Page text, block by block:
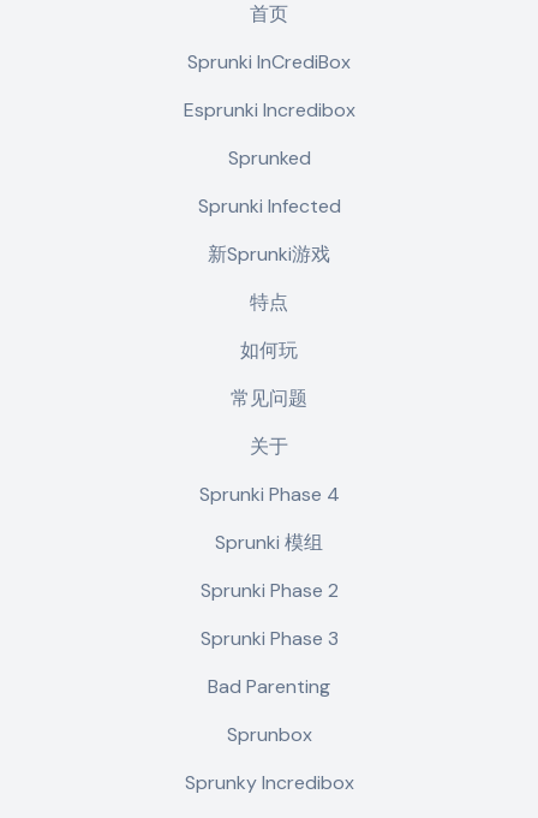
首页
Sprunki InCrediBox
Esprunki Incredibox
Sprunked
Sprunki Infected
新Sprunki游戏
特点
如何玩
常见问题
关于
Sprunki Phase 4
Sprunki 模组
Sprunki Phase 2
Sprunki Phase 3
Bad Parenting
Sprunbox
Sprunky Incredibox